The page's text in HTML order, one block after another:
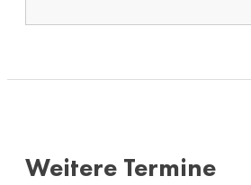
Weitere Termine​